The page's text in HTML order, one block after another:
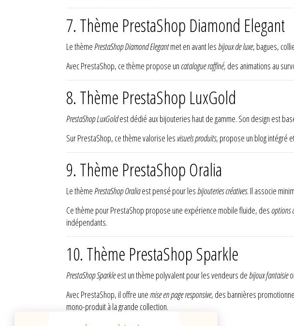
7. Thème PrestaShop Diamond Elegant
Le thèmePrestaShop Diamond Elegantmet en avant lesbijoux de luxe, bagues,
Avec PrestaShop, ce thème propose un catalogue raffiné, des animations au
8. Thème PrestaShop LuxGold
PrestaShop LuxGoldest dédié aux bijouteries haut de gamme. Son design est
Sur PrestaShop, ce thème valorise les visuels produits, propose un blog intégré
9. Thème PrestaShop Oralia
Le thèmePrestaShop Oraliaest pensé pour lesbijouteries créatives. Il associe
Ce thème pour PrestaShop propose une expérience mobile fluide, des options
indépendants.
10. Thème PrestaShop Sparkle
PrestaShop Sparkleest un thème polyvalent pour les vendeurs debijoux fantaisie
Avec PrestaShop, il offre unemise en page responsive, des bannières
mono-produit à la grande collection.